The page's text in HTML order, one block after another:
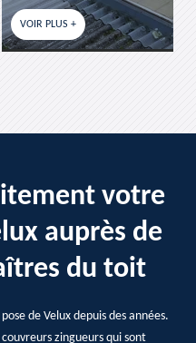
PLUS +
votre
auprès de
du toit
de Velux depuis des années.
zingueurs qui sont